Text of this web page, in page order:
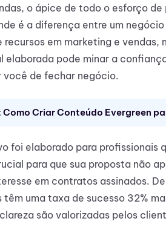
o ápice de todo o esforço
é a diferença entre um
recursos em marketing e
elaborada pode minar a
você de fechar negócio.
Como Criar Conteúdo Evergreen
foi elaborado para profissionais
para que sua proposta não
em contratos assinados.
têm uma taxa de sucesso 32%
são valorizadas pelos